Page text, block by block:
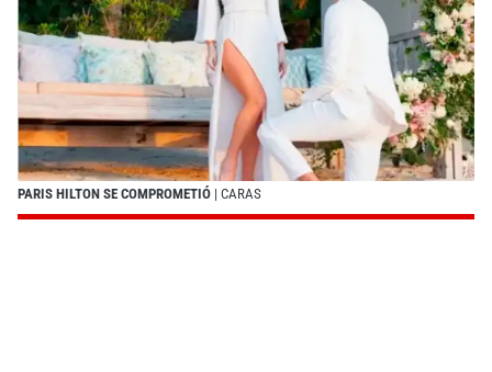
PARIS HILTON SE COMPROMETIÓ | CARAS